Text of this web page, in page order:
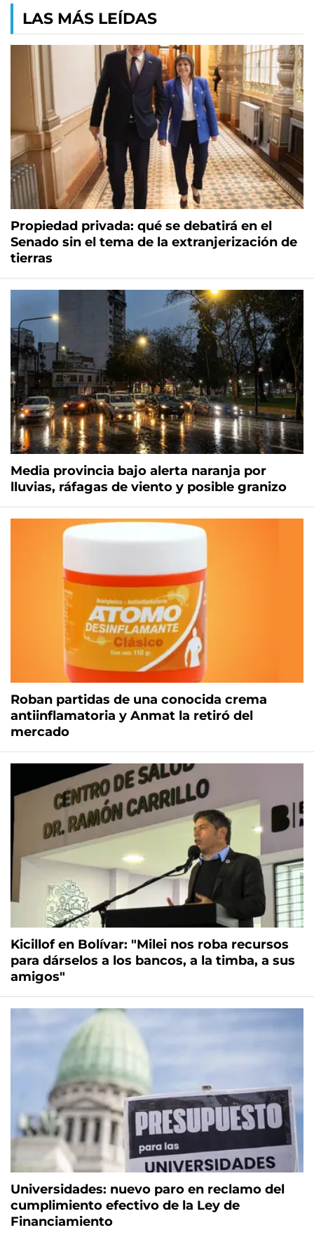
LAS MÁS LEÍDAS
Propiedad privada: qué se debatirá en el
Senado sin el tema de la extranjerización de
tierras
Media provincia bajo alerta naranja por
lluvias, ráfagas de viento y posible granizo
Roban partidas de una conocida crema
antiinflamatoria y Anmat la retiró del
mercado
Kicillof en Bolívar: "Milei nos roba recursos
para dárselos a los bancos, a la timba, a sus
amigos"
Universidades: nuevo paro en reclamo del
cumplimiento efectivo de la Ley de
Financiamiento